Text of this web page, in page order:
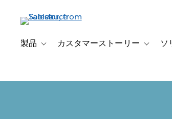
ン
製品 Toggle sub-navigation for 製品
カスタマーストーリー Toggleソ